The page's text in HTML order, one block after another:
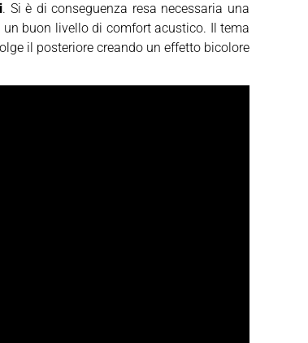
. Si è di conseguenza resa necessaria una
buon livello di comfort acustico. Il tema
il posteriore creando un effetto bicolore